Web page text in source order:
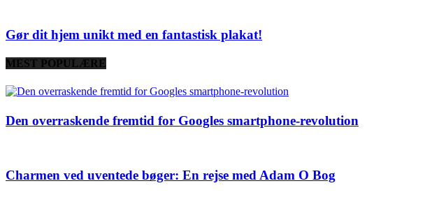
Gør dit hjem unikt med en fantastisk plakat!
MEST POPULÆRE
Den overraskende fremtid for Googles smartphone-revolution
Charmen ved uventede bøger: En rejse med Adam O Bog